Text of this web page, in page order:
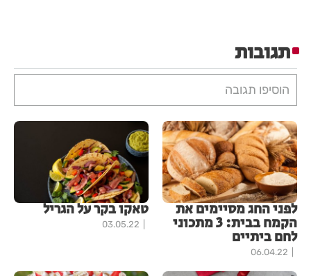
תגובות
הוסיפו תגובה
לפני החג מסיימים את
הקמח בבית: 3 מתכוני
לחם ביתיים
06.04.22
טאקו בקר על הגריל
03.05.22